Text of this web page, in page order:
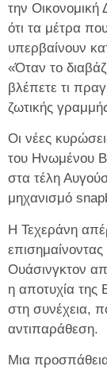
την
ότι τα μέτρα
υπερβαίνουν
«Όταν το
βλέπετε τι
ζωτικής
Οι νέες
του Ηνωμένου
στα τέλη
μηχανισμό
Η Τεχεράνη
Ουάσινγκτον
η αποτυχία της
στη συνέχεια,
αντιπαράθεση.
Μια